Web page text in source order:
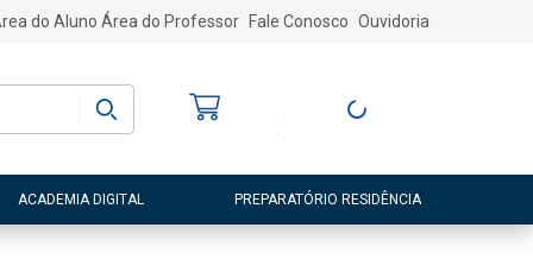
do Aluno Área do Professor Fale Conosco Ouvidoria
Entre ou Cadastre-
ACADEMIA DIGITAL PREPARATÓRIO RESIDÊNCIA